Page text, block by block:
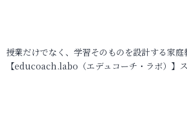
授業だけでなく、学習そのものを設計する家庭
【educoach.labo（エデュコーチ・ラボ）】